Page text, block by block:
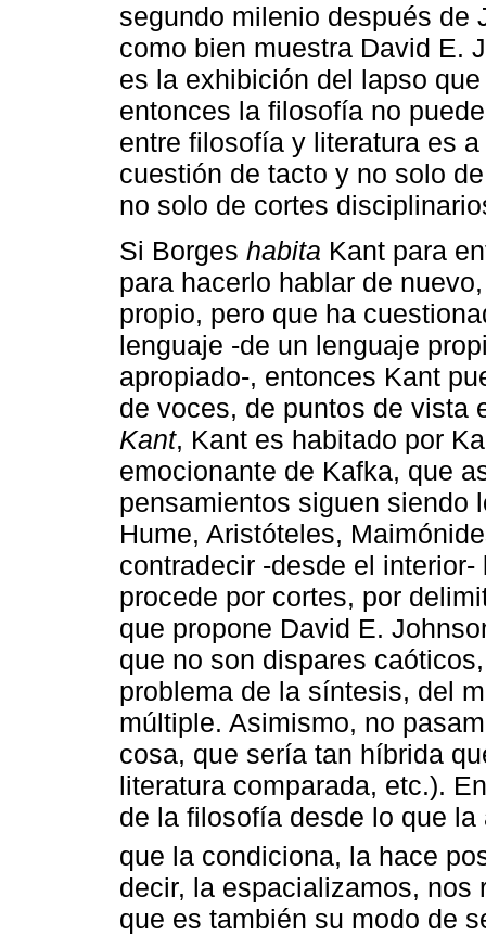
segundo milenio después de
como bien muestra David E.
es la exhibición del lapso
entonces la filosofía no
entre filosofía y literatura es
cuestión de tacto y no solo
no solo de cortes
Si Borges habita Kant para
para hacerlo hablar de
propio, pero que ha
lenguaje -de un lenguaje
apropiado-, entonces Kant
de voces, de puntos de vista
Kant, Kant es habitado por
emocionante de Kafka, que
pensamientos siguen siendo
Hume, Aristóteles,
contradecir -desde el
procede por cortes, por
que propone David E.
que no son dispares
problema de la síntesis, del
múltiple. Asimismo, no
cosa, que sería tan híbrida
literatura comparada, etc.).
de la filosofía desde lo que
que la condiciona, la hace
decir, la espacializamos,
que es también su modo de